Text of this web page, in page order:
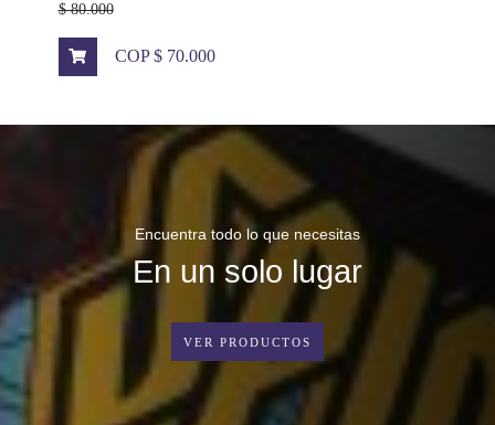
$ 80.000
COP $ 70.000
Encuentra todo lo que necesitas
En un solo lugar
VER PRODUCTOS